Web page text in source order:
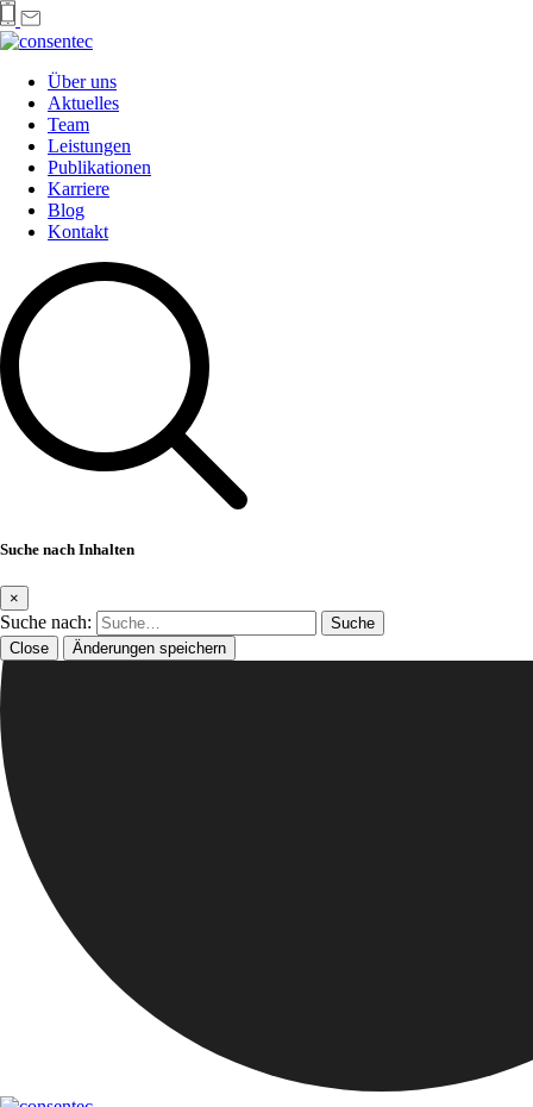
Über uns
Aktuelles
Team
Leistungen
Publikationen
Karriere
Blog
Kontakt
Suche nach Inhalten
×
Suche nach:
Close Änderungen speichern